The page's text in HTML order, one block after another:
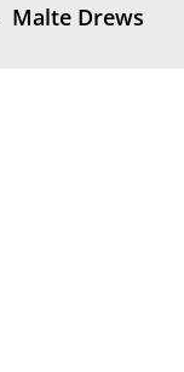
Malte Drews